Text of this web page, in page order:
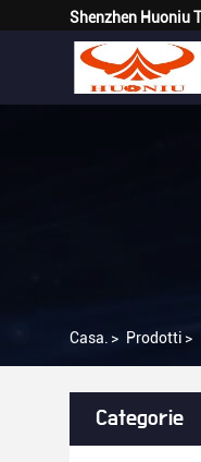
Shenzhen Huoniu
Casa. > Prodotti >
Categorie